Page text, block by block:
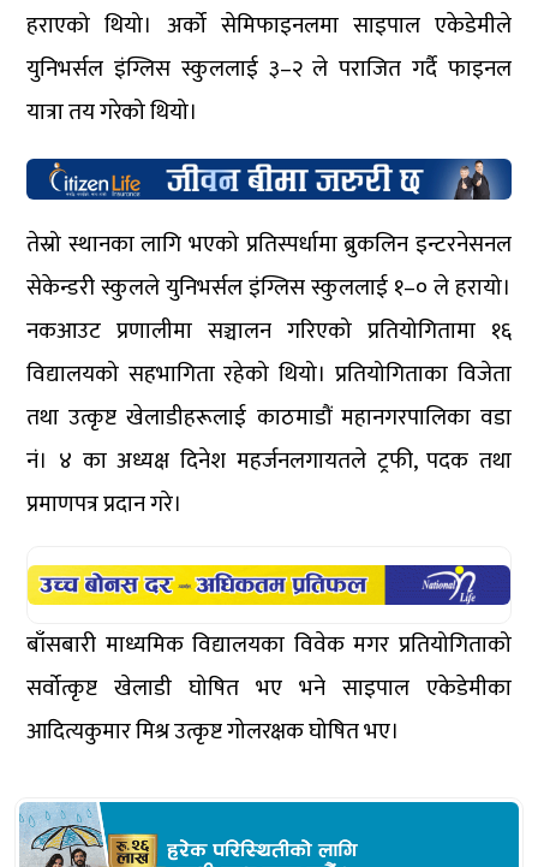
हराएको थियो। अर्को सेमिफाइनलमा साइपाल एकेडेमीले
युनिभर्सल इंग्लिस स्कुललाई ३–२ ले पराजित गर्दै फाइनल
यात्रा तय गरेको थियो।
तेस्रो स्थानका लागि भएको प्रतिस्पर्धामा ब्रुकलिन इन्टरनेसनल
सेकेन्डरी स्कुलले युनिभर्सल इंग्लिस स्कुललाई १–० ले हरायो।
नकआउट प्रणालीमा सञ्चालन गरिएको प्रतियोगितामा १६
विद्यालयको सहभागिता रहेको थियो। प्रतियोगिताका विजेता
तथा उत्कृष्ट खेलाडीहरूलाई काठमाडौं महानगरपालिका वडा
नं। ४ का अध्यक्ष दिनेश महर्जनलगायतले ट्रफी, पदक तथा
प्रमाणपत्र प्रदान गरे।
बाँसबारी माध्यमिक विद्यालयका विवेक मगर प्रतियोगिताको
सर्वोत्कृष्ट खेलाडी घोषित भए भने साइपाल एकेडेमीका
आदित्यकुमार मिश्र उत्कृष्ट गोलरक्षक घोषित भए।